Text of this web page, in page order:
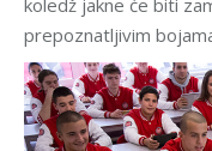
prepoznatljivim